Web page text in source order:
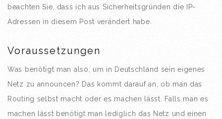
beachten Sie, dass ich aus Sicherheitsgründen die IP-
Adressen in diesem Post verändert habe.
Voraussetzungen
Was benötigt man also, um in Deutschland sein eigenes
Netz zu announcen? Das kommt darauf an, ob man das
Routing selbst macht oder es machen lässt. Falls man es
machen lässt benötigt man lediglich das Netz und einen